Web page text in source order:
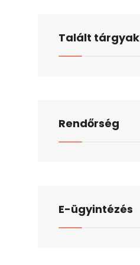
Talált tárgyak
Rendőrség
E-ügyintézés